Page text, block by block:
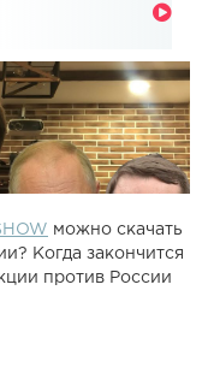
можно скачать
Когда закончится
против России